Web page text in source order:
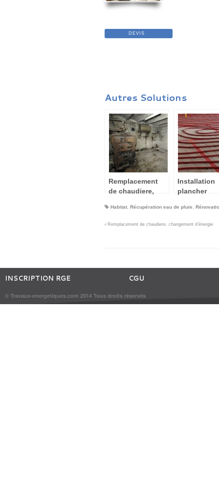
DEVIS
Autres Solutions
Remplacement
de chaudiere,
d’énergie
Installation
plancher
rénovation
Habitat, Récupération eau de pluie,
Remplacement de chaudiere, changement d’énergie
INSCRIPTION RGE CGU
© Travaux-energetiques.com 2014 Tous droits réservés